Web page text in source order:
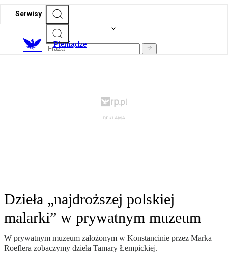
Serwisy
Pieniądze
Dzieła „najdroższej polskiej
malarki” w prywatnym muzeum
W prywatnym muzeum założonym w Konstancinie przez Marka
Roeflera zobaczymy dzieła Tamary Łempickiej.